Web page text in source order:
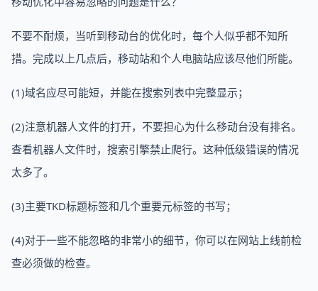
不要不耐烦，当听到移动台的优化时，每个人似乎都不知所
措。完成以上几点后，移动站和个人电脑站应该尽他们所能。
(1)域名应尽可能短，并能在搜索列表中完整显示；
(2)注意机器人文件的打开，不要担心为什么移动台没有排名。
查看机器人文件时，搜索引擎禁止爬行。这种低级错误的情况
太多了。
(3)主要TKD标题标签和几个重要元标签的书写；
(4)对于一些不能忽略的非常小的细节，你可以在网站上线前检
查必须做的检查。